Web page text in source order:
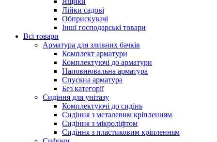
Лійки садові
Обприскувачі
Інші господарські товари
Всі товари
Арматура для зливних бачків
Комплект арматури
Комплектуючі до арматури
Наповнювальна арматура
Спускна арматура
Без категорії
Сидіння для унітазу
Комплектуючі до сидінь
Сидіння з металевим кріпленням
Сидіння з мікроліфтом
Сидіння з пластиковим кріпленням